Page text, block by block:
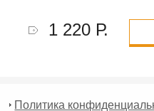
1 220 Р.
Политика